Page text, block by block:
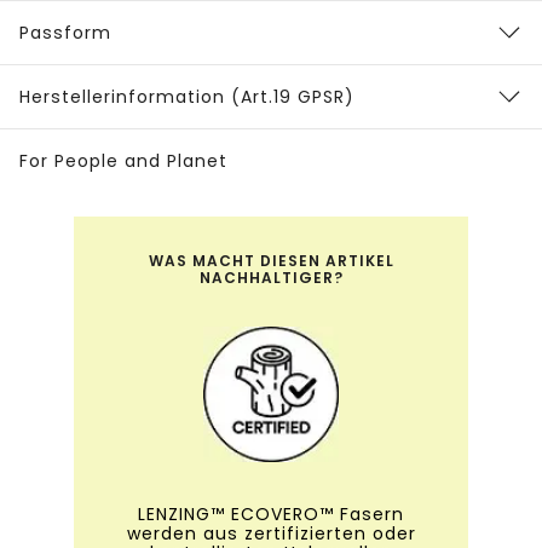
Passform
Herstellerinformation (Art.19 GPSR)
For People and Planet
WAS MACHT DIESEN ARTIKEL
NACHHALTIGER?
LENZING™ ECOVERO™ Fasern
werden aus zertifizierten oder